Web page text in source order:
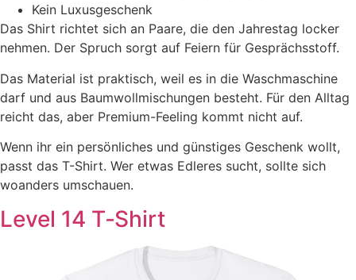
Kein Luxusgeschenk
Das Shirt richtet sich an Paare, die den Jahrestag locker
nehmen. Der Spruch sorgt auf Feiern für Gesprächsstoff.
Das Material ist praktisch, weil es in die Waschmaschine
darf und aus Baumwollmischungen besteht. Für den Alltag
reicht das, aber Premium-Feeling kommt nicht auf.
Wenn ihr ein persönliches und günstiges Geschenk wollt,
passt das T-Shirt. Wer etwas Edleres sucht, sollte sich
woanders umschauen.
Level 14 T‑Shirt